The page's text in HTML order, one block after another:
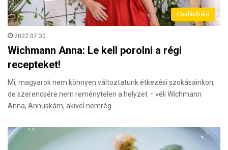
Családháló
2022.07.30.
Wichmann Anna: Le kell porolni a régi
recepteket!
Mi, magyarok nem könnyen változtatunk étkezési szokásainkon,
de szerencsére nem reménytelen a helyzet – véli Wichmann
Anna, Annuskám, akivel nemrég…